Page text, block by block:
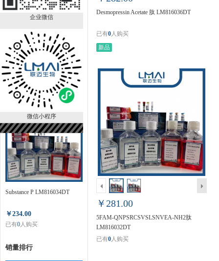
企业微信
微信小程序
MG-132 LM816035DT
￥430.00
已有0 人购买
Substance P LM816034DT
￥234.00
已有0人购买
销量排行
Desmopressin Acetate 肽 LM816036DT
已有0人购买
新品
￥281.00
5FAM-QNPSRCSVSLSNVEA-NH2肽
LM816032DT
已有0人购买